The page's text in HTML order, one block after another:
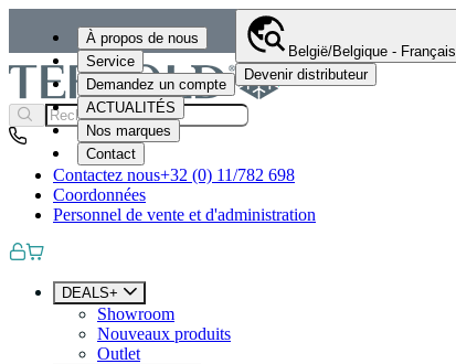
À propos de nous
Service
Demandez un compte
ACTUALITÉS
Nos marques
Contact
België/Belgique - Français
Devenir distributeur
Contactez nous+32 (0) 11/782 698
Coordonnées
Personnel de vente et d'administration
DEALS+
Showroom
Nouveaux produits
Outlet